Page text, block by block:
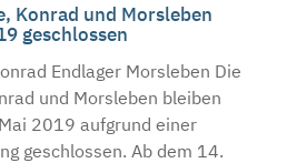
Konrad und Morsleben
geschlossen
Endlager Morsleben Die
und Morsleben bleiben
2019 aufgrund einer
geschlossen. Ab dem 14.